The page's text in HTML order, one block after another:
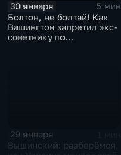
30 января
5 мин
Болтон, не болтай! Как
Вашингтон запретил экс-
советнику по
29 января
Вышинский: разберёмся,